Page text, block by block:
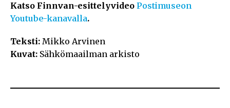
Katso Finnvan-esittelyvideo Postimuseon
Youtube-kanavalla.
Teksti: Mikko Arvinen
Kuvat: Sähkömaailman arkisto